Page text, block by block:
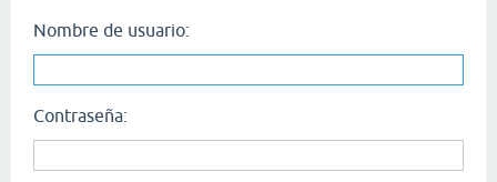
Nombre de usuario:
Contraseña: